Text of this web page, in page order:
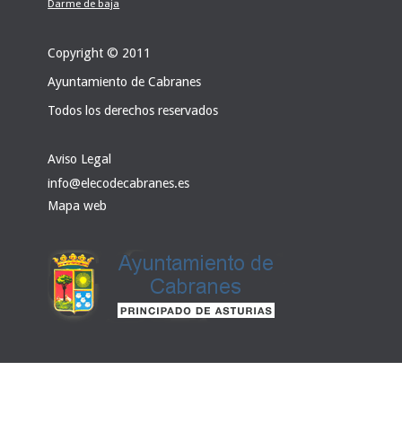
Darme de baja
Copyright © 2011
Ayuntamiento de Cabranes
Todos los derechos reservados
Aviso Legal
info@elecodecabranes.es
Mapa web